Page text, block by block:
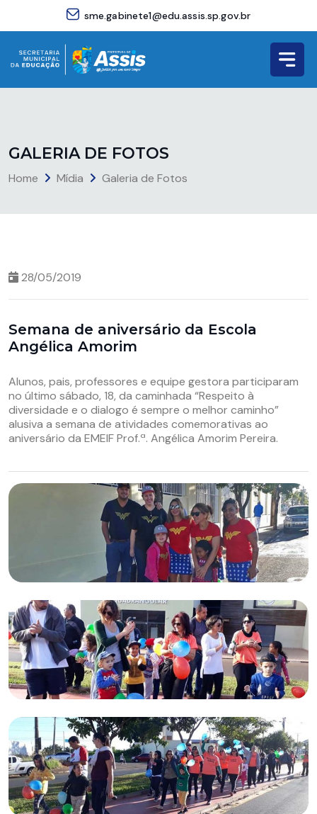
sme.gabinete1@edu.assis.sp.gov.br
GALERIA DE FOTOS
Home Mídia Galeria de Fotos
28/05/2019
Semana de aniversário da Escola
Angélica Amorim
Alunos, pais, professores e equipe gestora participaram
no último sábado, 18, da caminhada “Respeito à
diversidade e o dialogo é sempre o melhor caminho”
alusiva a semana de atividades comemorativas ao
aniversário da EMEIF Prof.ª. Angélica Amorim Pereira.